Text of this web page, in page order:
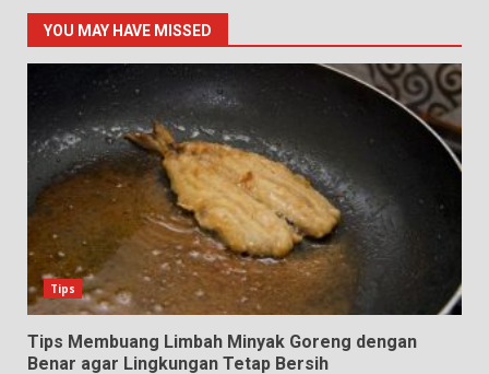
YOU MAY HAVE MISSED
Tips
Tips Membuang Limbah Minyak Goreng dengan
Benar agar Lingkungan Tetap Bersih